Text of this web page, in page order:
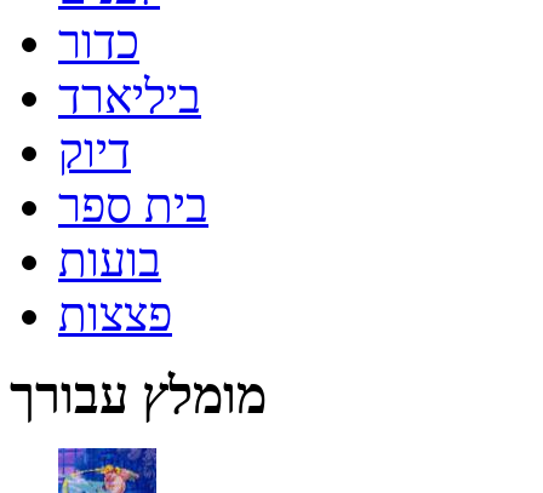
כדור
ביליארד
דיוק
בית ספר
בועות
פצצות
מומלץ עבורך